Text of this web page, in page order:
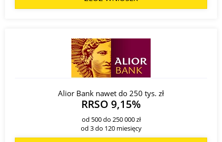
Alior Bank nawet do 250 tys. zł
RRSO 9,15%
od 500 do 250 000 zł
od 3 do 120 miesięcy